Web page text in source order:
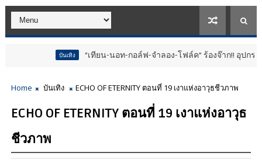
“เทียน-นอท-กอล์ฟ-จำลอง-โฟล์ค” ร้องจ๊าก!! อุปกรณ์ม่วนจอย
Home บันเทิง ECHO OF ETERNITY ตอนที่ 19 เงาแห่งอาวุธชีวภาพ
ECHO OF ETERNITY ตอนที่ 19 เงาแห่งอาวุธ
ชีวภาพ